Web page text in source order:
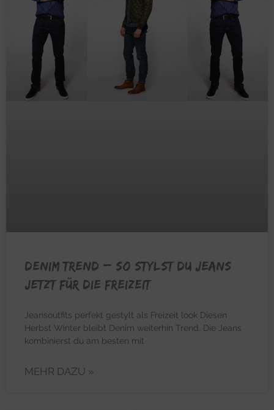
DENIM TREND – So stylst du Jeans
jetzt für die Freizeit
Jeansoutfits perfekt gestylt als Freizeit look Diesen
Herbst Winter bleibt Denim weiterhin Trend. Die Jeans
kombinierst du am besten mit
MEHR DAZU »